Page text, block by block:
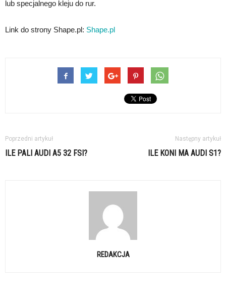
lub specjalnego kleju do rur.
Link do strony Shape.pl: Shape.pl
Poprzedni artykuł
ILE PALI AUDI A5 32 FSI?
Następny artykuł
ILE KONI MA AUDI S1?
REDAKCJA